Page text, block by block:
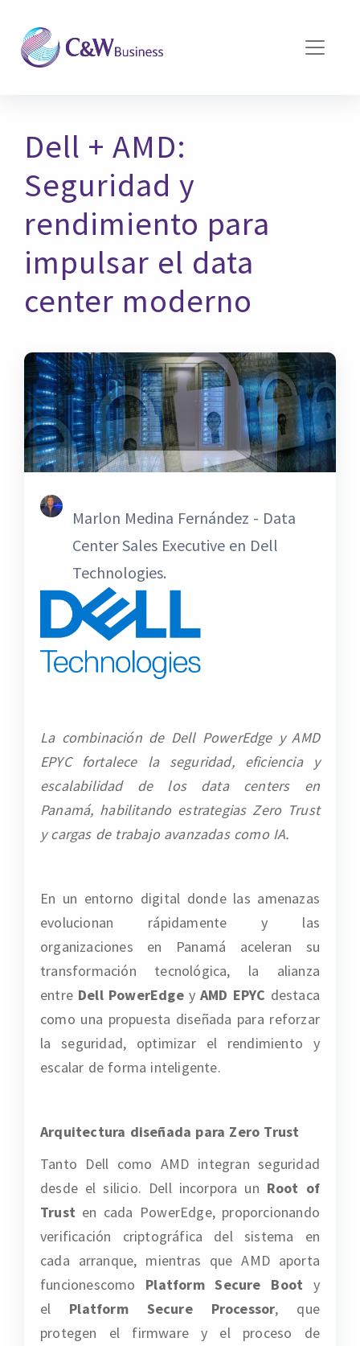
Dell + AMD:
Seguridad y
rendimiento para
impulsar el data
center moderno
Marlon Medina Fernández - Data
Center Sales Executive en Dell
Technologies.
La combinación de Dell PowerEdge y AMD
EPYC fortalece la seguridad, eficiencia y
escalabilidad de los data centers en
Panamá, habilitando estrategias Zero Trust
y cargas de trabajo avanzadas como IA.
En un entorno digital donde las amenazas
evolucionan rápidamente y las
organizaciones en Panamá aceleran su
transformación tecnológica, la alianza
entre Dell PowerEdgeyAMD EPYC destaca
como una propuesta diseñada para reforzar
la seguridad, optimizar el rendimiento y
escalar de forma inteligente.
Arquitectura diseñada para Zero Trust
Tanto Dell como AMD integran seguridad
desde el silicio. Dell incorpora un Root of
Trust en cada PowerEdge, proporcionando
verificación criptográfica del sistema en
cada arranque, mientras que AMD aporta
funcionescomo Platform Secure Boot y
el Platform Secure Processor, que
protegen el firmware y el proceso de